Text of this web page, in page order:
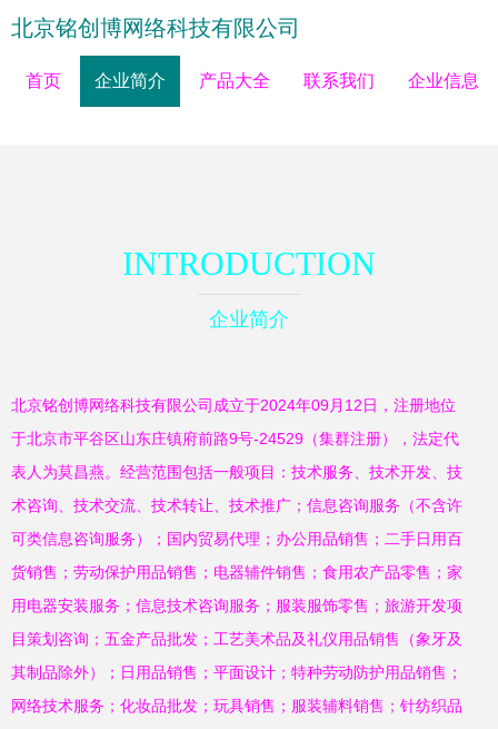
北京铭创博网络科技有限公司
首页 企业简介 产品大全 联系我们 企业信息
INTRODUCTION
企业简介
北京铭创博网络科技有限公司成立于2024年09月12日，注册地位
于北京市平谷区山东庄镇府前路9号-24529（集群注册），法定代
表人为莫昌燕。经营范围包括一般项目：技术服务、技术开发、技
术咨询、技术交流、技术转让、技术推广；信息咨询服务（不含许
可类信息咨询服务）；国内贸易代理；办公用品销售；二手日用百
货销售；劳动保护用品销售；电器辅件销售；食用农产品零售；家
用电器安装服务；信息技术咨询服务；服装服饰零售；旅游开发项
目策划咨询；五金产品批发；工艺美术品及礼仪用品销售（象牙及
其制品除外）；日用品销售；平面设计；特种劳动防护用品销售；
网络技术服务；化妆品批发；玩具销售；服装辅料销售；针纺织品